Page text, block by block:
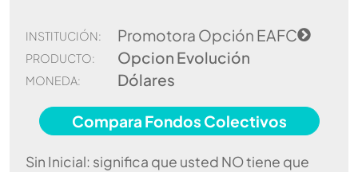
INSTITUCIÓN: Promotora Opción EAFC
PRODUCTO: Opcion Evolución
MONEDA: Dólares
Compara Fondos Colectivos
Sin Inicial: significa que usted NO tiene que